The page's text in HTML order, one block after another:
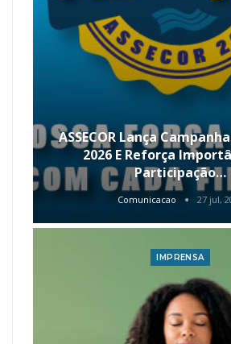
ASSECOR Lança
2026 E Reforça
Participação…
Comunicacao 27 jul,
IMPRENSA